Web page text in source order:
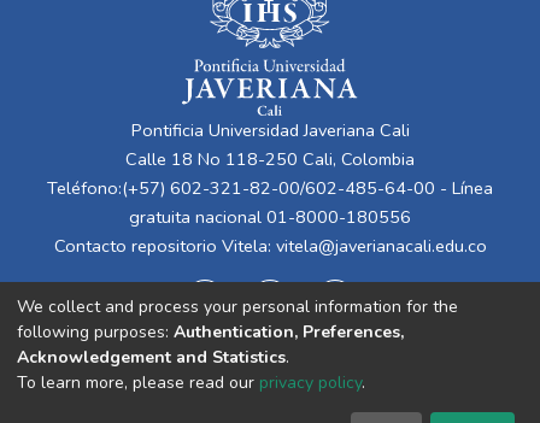
Pontificia Universidad Javeriana Cali
Calle 18 No 118-250 Cali, Colombia
Teléfono:(+57) 602-321-82-00/602-485-64-00 - Línea
gratuita nacional 01-8000-180556
Contacto repositorio Vitela: vitela@javerianacali.edu.co
We collect and process your personal information for the
following purposes: Authentication, Preferences,
Acknowledgement and Statistics.
To learn more, please read our privacy policy.